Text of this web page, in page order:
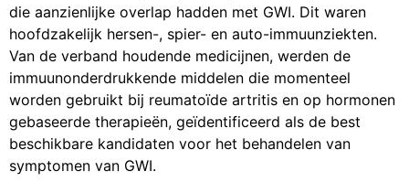
die aanzienlijke overlap hadden met GWI. Dit waren
hoofdzakelijk hersen-, spier- en auto-immuunziekten.
Van de verband houdende medicijnen, werden de
immuunonderdrukkende middelen die momenteel
worden gebruikt bij reumatoïde artritis en op hormonen
gebaseerde therapieën, geïdentificeerd als de best
beschikbare kandidaten voor het behandelen van
symptomen van GWI.